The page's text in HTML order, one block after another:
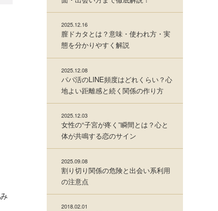
2025.12.16
膣ドカタとは？意味・使われ方・実
態を分かりやすく解説
2025.12.08
パパ活のLINE頻度はどれくらい？心
地よい距離感と続く関係の作り方
2025.12.03
女性の“子宮が疼く”瞬間とは？心と
体が共鳴する恋のサイン
2025.09.08
割り切り関係の危険と出会い系利用
の注意点
2018.02.01